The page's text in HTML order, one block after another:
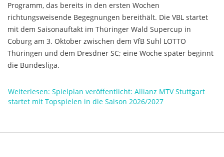
Programm, das bereits in den ersten Wochen
richtungsweisende Begegnungen bereithält. Die VBL startet
mit dem Saisonauftakt im Thüringer Wald Supercup in
Coburg am 3. Oktober zwischen dem VfB Suhl LOTTO
Thüringen und dem Dresdner SC; eine Woche später beginnt
die Bundesliga.
Weiterlesen: Spielplan veröffentlicht: Allianz MTV Stuttgart
startet mit Topspielen in die Saison 2026/2027